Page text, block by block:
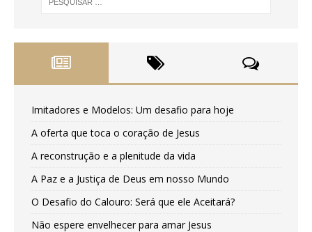
Imitadores e Modelos: Um desafio para hoje
A oferta que toca o coração de Jesus
A reconstrução e a plenitude da vida
A Paz e a Justiça de Deus em nosso Mundo
O Desafio do Calouro: Será que ele Aceitará?
Não espere envelhecer para amar Jesus